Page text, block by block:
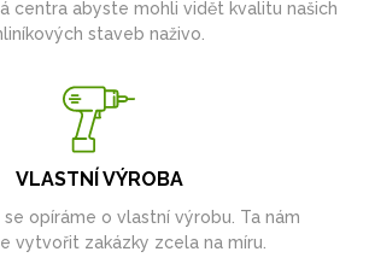
centra abyste mohli vidět kvalitu našich
staveb naživo.
VLASTNÍ VÝROBA
se opíráme o vlastní výrobu. Ta nám
vytvořit zakázky zcela na míru.